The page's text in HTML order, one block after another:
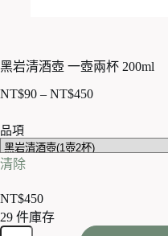
黑岩清酒壺 一壺兩杯 200ml
NT$90 – NT$450價
範
圍：
品項
清除
NT$450
29 件庫存